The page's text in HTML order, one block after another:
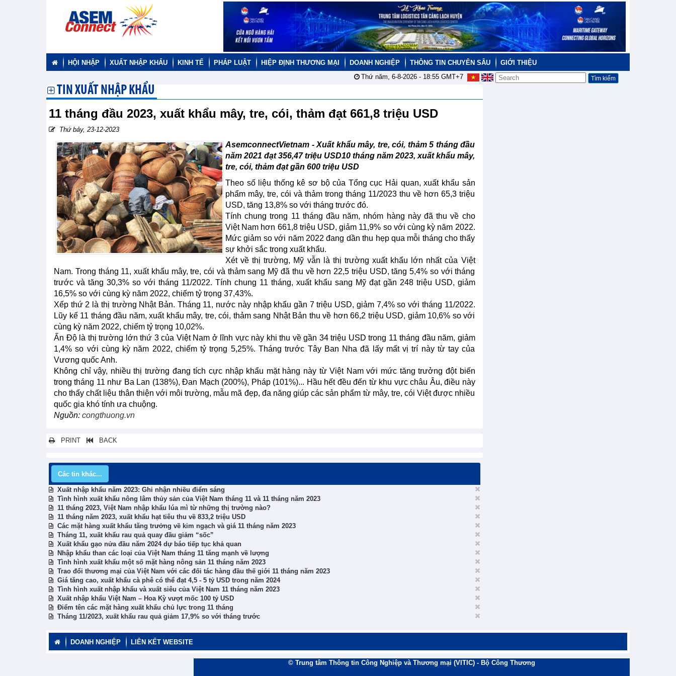
HỘI NHẬP XUẤT NHẬP KHẨU KINH TẾ PHÁP LUẬT HIỆP ĐỊNH THƯƠNG MẠI DOANH NGHIỆP THÔNG TIN CHUYÊN SÂU
GIỚI THIỆU
Thứ năm, 6-8-2026 - 18:55GMT+7
TIN XUẤT NHẬP KHẨU
11 tháng đầu 2023, xuất khẩu mây, tre, cói, thảm đạt 661,8 triệu USD
Thứ bảy, 23-12-2023
AsemconnectVietnam - Xuất khẩu mây, tre, cói, thảm 5 tháng đầu
năm 2021 đạt 356,47 triệu USD10 tháng năm 2023, xuất khẩu mây,
tre, cói, thảm đạt gần 600 triệu USD
Theo số liệu thống kê sơ bộ của Tổng cục Hải quan, xuất khẩu sản
phẩm mây, tre, cói và thảm trong tháng 11/2023 thu về hơn 65,3 triệu
USD, tăng 13,8% so với tháng trước đó.
Tính chung trong 11 tháng đầu năm, nhóm hàng này đã thu về cho
Việt Nam hơn 661,8 triệu USD, giảm 11,9% so với cùng kỳ năm 2022.
Mức giảm so với năm 2022 đang dần thu hẹp qua mỗi tháng cho thấy
sự khởi sắc trong xuất khẩu.
Xét về thị trường, Mỹ vẫn là thị trường xuất khẩu lớn nhất của Việt
Nam. Trong tháng 11, xuất khẩu mây, tre, cói và thảm sang Mỹ đã thu về hơn 22,5 triệu USD, tăng 5,4% so với tháng
trước và tăng 30,3% so với tháng 11/2022. Tính chung 11 tháng, xuất khẩu sang Mỹ đạt gần 248 triệu USD, giảm
16,5% so với cùng kỳ năm 2022, chiếm tỷ trọng 37,43%.
Xếp thứ 2 là thị trường Nhật Bản. Tháng 11, nước này nhập khẩu gần 7 triệu USD, giảm 7,4% so với tháng 11/2022.
Lũy kế 11 tháng đầu năm, xuất khẩu mây, tre, cói, thảm sang Nhật Bản thu về hơn 66,2 triệu USD, giảm 10,6% so với
cùng kỳ năm 2022, chiếm tỷ trọng 10,02%.
Ấn Độ là thị trường lớn thứ 3 của Việt Nam ở lĩnh vực này khi thu về gần 34 triệu USD trong 11 tháng đầu năm, giảm
1,4% so với cùng kỳ năm 2022, chiếm tỷ trọng 5,25%. Tháng trước Tây Ban Nha đã lấy mất vị trí này từ tay của
Vương quốc Anh.
Không chỉ vậy, nhiều thị trường đang tích cực nhập khẩu mặt hàng này từ Việt Nam với mức tăng trưởng đột biến
trong tháng 11 như Ba Lan (138%), Đan Mạch (200%), Pháp (101%)... Hầu hết đều đến từ khu vực châu Âu, điều này
cho thấy chất liệu thân thiện với môi trường, mẫu mã đẹp, đa năng giúp các sản phẩm từ mây, tre, cói Việt được nhiều
quốc gia khó tính ưa chuộng.
Nguồn: congthuong.vn
PRINT BACK
Các tin khác...
Xuất nhập khẩu năm 2023: Ghi nhận nhiều điểm sáng
Tình hình xuất khẩu nông lâm thủy sản của Việt Nam tháng 11 và 11 tháng năm 2023
11 tháng 2023, Việt Nam nhập khẩu lúa mì từ những thị trường nào?
11 tháng năm 2023, xuất khẩu hạt tiêu thu về 833,2 triệu USD
Các mặt hàng xuất khẩu tăng trưởng về kim ngạch và giá 11 tháng năm 2023
Tháng 11, xuất khẩu rau quả quay đầu giảm “sốc”
Xuất khẩu gạo nửa đầu năm 2024 dự báo tiếp tục khả quan
Nhập khẩu than các loại của Việt Nam tháng 11 tăng mạnh về lượng
Tình hình xuất khẩu một số mặt hàng nông sản 11 tháng năm 2023
Trao đổi thương mại của Việt Nam với các đối tác hàng đầu thế giới 11 tháng năm 2023
Giá tăng cao, xuất khẩu cà phê có thể đạt 4,5 - 5 tỷ USD trong năm 2024
Tình hình xuất nhập khẩu và xuất siêu của Việt Nam 11 tháng năm 2023
Xuất nhập khẩu Việt Nam – Hoa Kỳ vượt mốc 100 tỷ USD
Điểm tên các mặt hàng xuất khẩu chủ lực trong 11 tháng
Tháng 11/2023, xuất khẩu rau quả giảm 17,9% so với tháng trước
DOANH NGHIỆP LIÊN KẾT WEBSITE
© Trung tâm Thông tin Công Nghiệp và Thương mại (VITIC) - Bộ Công Thương